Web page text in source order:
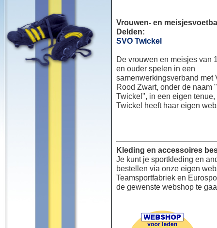
Vrouwen- en
Delden:
SVO Twickel
De vrouwen en meisjes van
en ouder spelen in een
samenwerkingsverband met
Rood Zwart, onder de naam
Twickel", in een eigen
Twickel heeft haar eigen
Kleding en accessoires
Je kunt je sportkleding en
bestellen via onze eigen
Teamsportfabriek en
de gewenste webshop te